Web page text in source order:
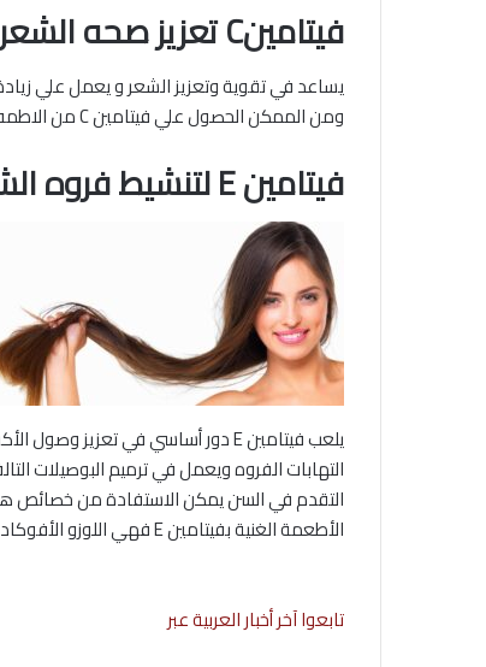
فيتامينC تعزيز صحه الشعر
يساعد في تقوية وتعزيز الشعر و يعمل علي
ومن الممكن الحصول علي فيتامين C من الاطمه مثل الحمضيات والفراولة والبروكليوالفلفل الأحمر والبطاطا الحلوه وبعض الاطعمه الاخرى
فيتامين E لتنشيط فروه الشعر
التقدم في السن يمكن الاستفادة من خصائص
الأطعمة الغنية بفيتامين E فهي اللوزو الأفوكادو و االخضروات الورقيه الحبوو ، ا الزيت النبات و فول الصويا وزيت الصويا
تابعوا آخر أخبار العربية عبر